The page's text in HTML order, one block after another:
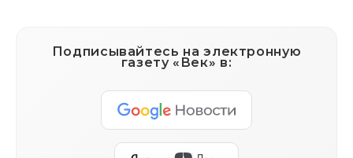
Подписывайтесь на электронную
газету «Век» в: